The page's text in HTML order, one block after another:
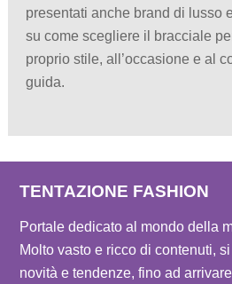
presentati anche brand di lusso
su come scegliere il bracciale
proprio stile, all’occasione e al
guida.
TENTAZIONE FASHION
Portale dedicato al mondo della
Molto vasto e ricco di contenuti,
novità e tendenze, fino ad